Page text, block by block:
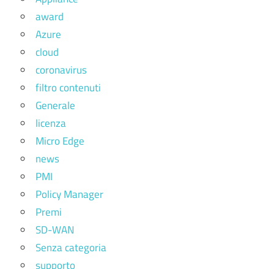
award
Azure
cloud
coronavirus
filtro contenuti
Generale
licenza
Micro Edge
news
PMI
Policy Manager
Premi
SD-WAN
Senza categoria
supporto